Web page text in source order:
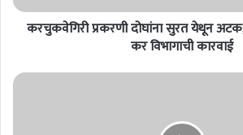
क
घां
करचुकवेगिरी प्रकरणी दोघांना सुरत येथून अटक;
कर विभागाची कारवाई
म